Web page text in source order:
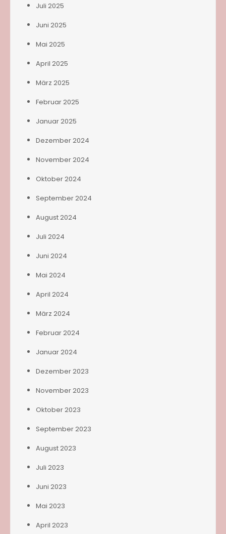
Juli 2025
Juni 2025
Mai 2025
April 2025
März 2025
Februar 2025
Januar 2025
Dezember 2024
November 2024
Oktober 2024
September 2024
August 2024
Juli 2024
Juni 2024
Mai 2024
April 2024
März 2024
Februar 2024
Januar 2024
Dezember 2023
November 2023
Oktober 2023
September 2023
August 2023
Juli 2023
Juni 2023
Mai 2023
April 2023